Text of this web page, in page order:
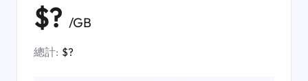
$? /GB
總計: $?